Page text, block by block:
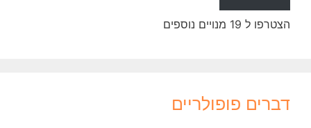
הצטרפו ל 19 מנויים נוספים
דברים פופולריים